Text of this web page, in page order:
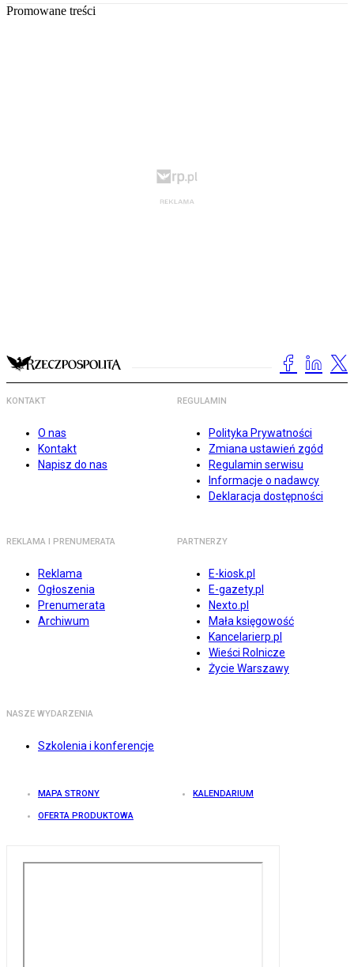
Promowane treści
KONTAKT
O nas
Kontakt
Napisz do nas
REGULAMIN
Polityka Prywatności
Zmiana ustawień zgód
Regulamin serwisu
Informacje o nadawcy
Deklaracja dostępności
REKLAMA I PRENUMERATA
Reklama
Ogłoszenia
Prenumerata
Archiwum
PARTNERZY
E-kiosk.pl
E-gazety.pl
Nexto.pl
Mała księgowość
Kancelarierp.pl
Wieści Rolnicze
Życie Warszawy
NASZE WYDARZENIA
Szkolenia i konferencje
MAPA STRONY KALENDARIUM
OFERTA PRODUKTOWA